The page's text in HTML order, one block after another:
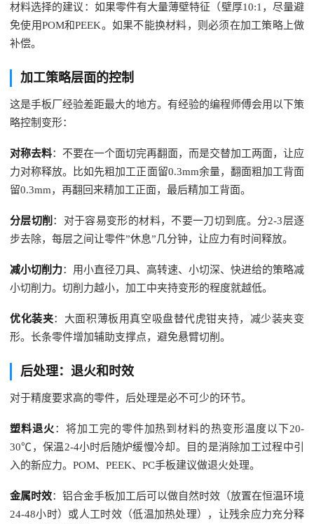
材料选择的建议：如果零件有大量薄壁特征（壁厚10:1，尽量避
免使用POM和PEEK。如果不能换材料，则必须在加工策略上做
补偿。
加工策略层面的控制
这是手板厂经验差距最大的地方。有经验的编程师傅会用以下策
略控制变形：
对称去料：不要在一个面切完再翻面，而是交替加工两面，让应
力对称释放。比如先粗加工正面留0.3mm余量，翻面粗加工背面
留0.3mm，再翻回来精加工正面，最后精加工背面。
分层切削 ：对于容易变形的材料，不要一刀切到底。分2-3层逐
步去除，每层之间让零件”休息”几分钟，让应力有时间释放。
减小切削力：用小直径刀具、高转速、小切深、快进给的策略减
小切削力。切削力越小，加工中夹持变形的程度就越低。
优化装夹：大面积薄板用真空吸盘替代虎钳夹持，减少装夹变
形。长条零件增加辅助支撑点，避免悬臂切削。
后处理：退火和时效
对于精度要求高的零件，后处理是必不可少的环节。
塑料退火：将加工完的零件加热到材料的热变形温度以下20-
30℃，保温2-4小时后随炉缓慢冷却。目的是消除加工过程中引
入的新应力。POM、PEEK、PC手板建议做退火处理。
金属时效：铝合金手板加工后可以做自然时效（放置在恒温环境
24-48小时）或人工时效（低温加热处理），让残余应力充分释